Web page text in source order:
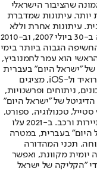
שהציבור הישראלי
יותר. עיתונות שמדברת
עיתונות אחרת וללא
תשלום. המהדורה המודפסת הראשונה פורסמה ב-30 ביולי 2007, וב-2010
הגבוה ביותר בימי
הוא עמר לחמנוביץ,
של "ישראל היום" בעברית
ובאנגלית, כמו כן היישומונים (אפליקציות) לאנדרואיד ול-iOS, מציגים
ניתוחים ופרשנויות,
של "ישראל היום"
טכנולוגיה, ספורט,
כלכלה וצרכנות, בריאות, חיילים, אוכל, יהדות, תיירות ורכב. ב-2021 עלו
היום" בעברית, במטרה
תכני המהדורה
יומית מקוונת, ואפשר
"הקליקה של ישראל